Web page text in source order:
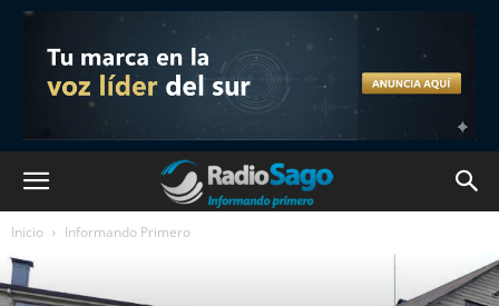
Inicio Informando Primero